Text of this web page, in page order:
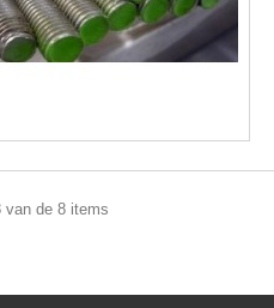
van de 8 items